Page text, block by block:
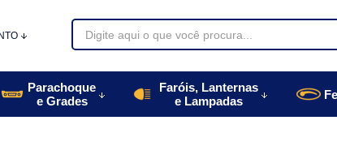
48996770085
Parachoque
e Grades
Faróis, Lanternas
e Lampadas